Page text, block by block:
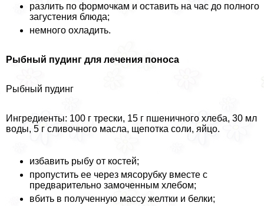
разлить по формочкам и оставить на час до полного
загустения блюда;
немного охладить.
Рыбный пудинг для лечения поноса
Рыбный пудинг
Ингредиенты: 100 г трески, 15 г пшеничного хлеба, 30 мл
воды, 5 г сливочного масла, щепотка соли, яйцо.
избавить рыбу от костей;
пропустить ее через мясорубку вместе с
предварительно замоченным хлебом;
вбить в полученную массу желтки и белки;